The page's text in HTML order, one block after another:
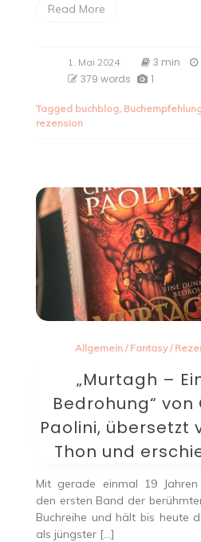
Read More
1. Mai 2024 3 min
379 words
1
Tagged buchblog,
rezension
Allgemein/ Fantasy/
„Murtagh –
Bedrohung“
Paolini, übersetzt
Thon und
Mit gerade einmal 19
den ersten Band der
Buchreihe und hält bis heute
als jüngster […]